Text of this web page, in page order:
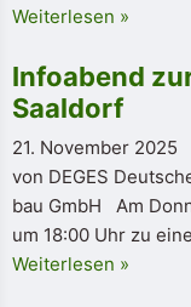
Weiterlesen »
Infoabend
Saaldorf
21. November 2025
von DEGES
bau GmbH Am
um 18:00 Uhr zu
Weiterlesen »